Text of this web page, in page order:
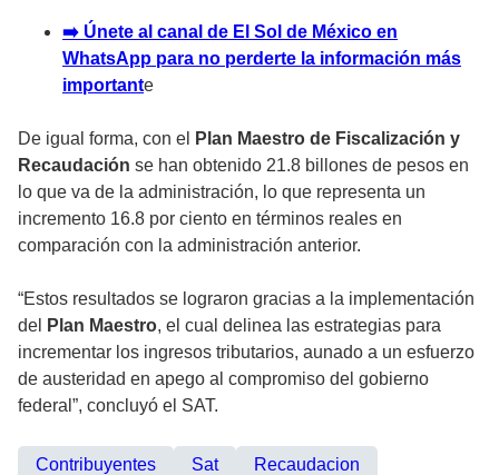
➡️ Únete al canal de El Sol de México en
WhatsApp para no perderte la información más
importante
De igual forma, con el
Plan Maestro de Fiscalización y
Recaudación se han obtenido 21.8 billones de pesos en
lo que va de la administración, lo que representa un
incremento 16.8 por ciento en términos reales en
comparación con la administración anterior.
“Estos resultados se lograron gracias a la implementación
del
Plan Maestro, el cual delinea las estrategias para
incrementar los ingresos tributarios, aunado a un esfuerzo
de austeridad en apego al compromiso del gobierno
federal”, concluyó el SAT.
Contribuyentes Sat Recaudacion